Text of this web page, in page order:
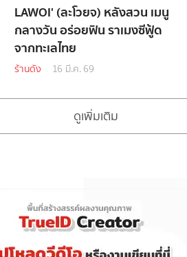
LAWOI' (ละโวยจ) หลังสวน เมนู
กลางวัน อร่อยฟิน ราเมงซีฟู้ด
จากทะเลไทย
ร้านดัง 16 มี.ค. 69
ดูเพิ่มเติม